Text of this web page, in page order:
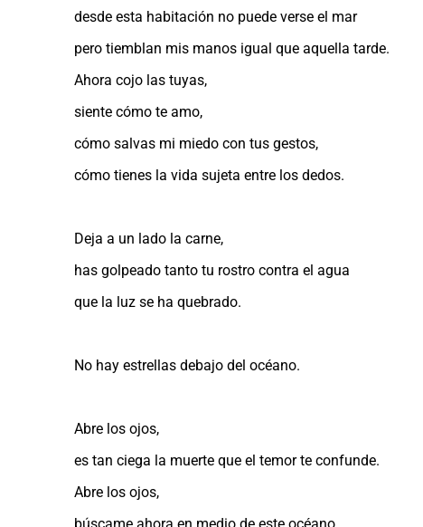
desde esta habitación no puede verse el mar
pero tiemblan mis manos igual que aquella tarde.
Ahora cojo las tuyas,
siente cómo te amo,
cómo salvas mi miedo con tus gestos,
cómo tienes la vida sujeta entre los dedos.
Deja a un lado la carne,
has golpeado tanto tu rostro contra el agua
que la luz se ha quebrado.
No hay estrellas debajo del océano.
Abre los ojos,
es tan ciega la muerte que el temor te confunde.
Abre los ojos,